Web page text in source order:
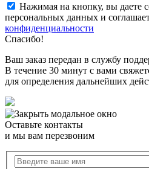
Нажимая на кнопку, вы даете
персональных данных и
конфиденциальности
Спасибо!
Ваш заказ передан в службу
В течение 30 минут с вами
для определения дальнейших
Оставьте контакты
и мы вам перезвоним